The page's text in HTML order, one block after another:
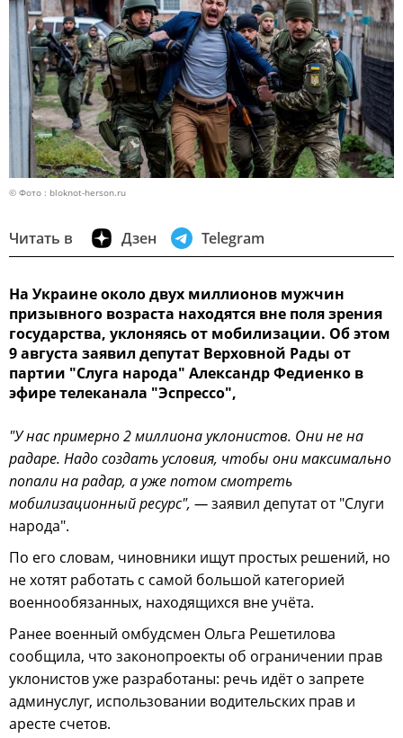
© Фото : bloknot-herson.ru
Читать в Дзен Telegram
На Украине около двух миллионов мужчин
призывного возраста находятся вне поля зрения
государства, уклоняясь от мобилизации. Об этом
9 августа заявил депутат Верховной Рады от
партии "Слуга народа" Александр Федиенко в
эфире телеканала "Эспрессо",
"У нас примерно 2 миллиона уклонистов. Они не на
радаре. Надо создать условия, чтобы они максимально
попали на радар, а уже потом смотреть
мобилизационный ресурс", —заявил депутат от "Слуги
народа".
По его словам, чиновники ищут простых решений, но
не хотят работать с самой большой категорией
военнообязанных, находящихся вне учёта.
Ранее военный омбудсмен Ольга Решетилова
сообщила, что законопроекты об ограничении прав
уклонистов уже разработаны: речь идёт о запрете
админуслуг, использовании водительских прав и
аресте счетов.